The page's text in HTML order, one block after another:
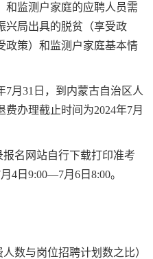
和监测户家庭的应聘人员需
兴局出具的脱贫（享受政
政策）和监测户家庭基本情
7月31日，到内蒙古自治区人
办理截止时间为2024年7月
名网站自行下载打印准考
4日9:00—7月6日8:00。
数与岗位招聘计划数之比）